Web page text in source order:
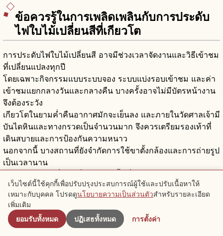
ข้อควรรู้ในการเพลิดเพลินกับการประดับ
ไฟใบไม้เปลี่ยนสีที่เกียวโต
การประดับไฟใบไม้เปลี่ยนสี อาจมีช่วงเวลาจัดงานและวิธีเข้าชม
ที่เปลี่ยนแปลงทุกปี
โดยเฉพาะกิจกรรมแบบระบบจอง ระบบแบ่งรอบเข้าชม และค่า
เข้าชมแยกกลางวันและกลางคืน บางครั้งอาจไม่มีบัตรหน้างาน
จึงต้องระวัง
เกียวโตในยามค่ำคืนอากาศมักจะเย็นลง และภายในวัดศาลเจ้ามี
บันไดหินและทางกรวดเป็นจำนวนมาก จึงควรเตรียมรองเท้าที่
เดินสบายและการป้องกันความหนาว
นอกจากนี้ บางสถานที่ยังจำกัดการใช้ขาตั้งกล้องและการถ่ายรูป
เป็นเวลานาน
และศาลเจ้าเป็นพิเศษ
โปรดเดินอย่างเงียบสงบ และเพลิดเพลินกับค่ำคืนฤดูใบไม้ร่วง
ของเกียวโตพร้อมรักษาเส้นทางและกฎการถ่ายรูป
ใกล้เคียง
เว็บไซต์นี้ใช้คุกกี้เพื่อปรับปรุงประสบการณ์ผู้ใช้และปรับเนื้อหาให้
เหมาะกับบุคคล โปรดดูนโยบายความเป็นส่วนตัวสำหรับรายละเอียด
เพิ่มเติม
ยอมรับทั้งหมด
ปฏิเสธทั้งหมด การตั้งค่า